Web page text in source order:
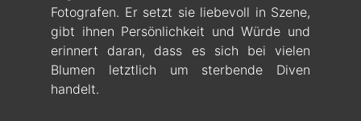
Fotografen. Er setzt sie liebevoll in Szene,
gibt ihnen Persönlichkeit und Würde und
erinnert daran, dass es sich bei vielen
Blumen letztlich um sterbende Diven
handelt.